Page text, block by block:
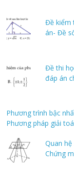
Đề kiểm
án- Đề
Đề thi
đáp án
Phương trình bậc
Phương pháp giải
Quan
Chứng